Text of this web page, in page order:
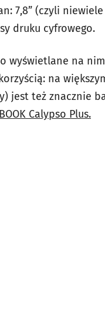
7,8” (czyli
druku cyfrowego.
wyświetlane na
na
jest też znacznie
Calypso Plus.